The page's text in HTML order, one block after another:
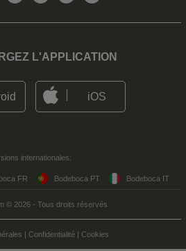
L'APPLICATION
iOS
internationales:
FR Bodeboca PT Bodeboca IT
© 2026 - Tous droits réservés
| Confidentialité | Cookies